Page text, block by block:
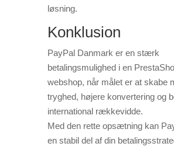
løsning.
Konklusion
PayPal Danmark er en stærk
betalingsmulighed i en
webshop, når målet er at skabe
tryghed, højere konvertering og
international rækkevidde.
Med den rette opsætning kan
en stabil del af din